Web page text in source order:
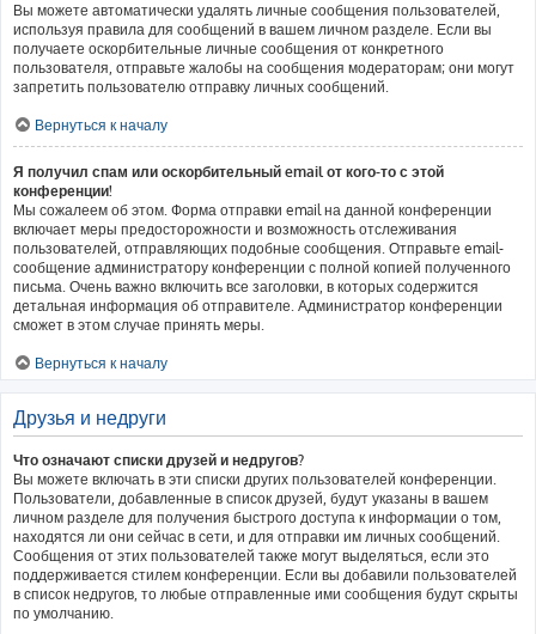
Вы можете автоматически удалять личные сообщения пользователей,
используя правила для сообщений в вашем личном разделе. Если вы
получаете оскорбительные личные сообщения от конкретного
пользователя, отправьте жалобы на сообщения модераторам; они могут
запретить пользователю отправку личных сообщений.
Вернуться к началу
Я получил спам или оскорбительный email от кого-то с этой
конференции!
Мы сожалеем об этом. Форма отправки email на данной конференции
включает меры предосторожности и возможность отслеживания
пользователей, отправляющих подобные сообщения. Отправьте email-
сообщение администратору конференции с полной копией полученного
письма. Очень важно включить все заголовки, в которых содержится
детальная информация об отправителе. Администратор конференции
сможет в этом случае принять меры.
Вернуться к началу
Друзья и недруги
Что означают списки друзей и недругов?
Вы можете включать в эти списки других пользователей конференции.
Пользователи, добавленные в список друзей, будут указаны в вашем
личном разделе для получения быстрого доступа к информации о том,
находятся ли они сейчас в сети, и для отправки им личных сообщений.
Сообщения от этих пользователей также могут выделяться, если это
поддерживается стилем конференции. Если вы добавили пользователей
в список недругов, то любые отправленные ими сообщения будут скрыты
по умолчанию.